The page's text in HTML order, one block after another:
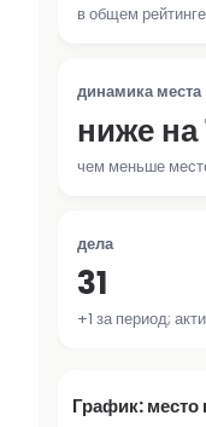
в общем рейтинге
динамика места
ниже на
чем меньше
дела
31
+1 за период;
График: место